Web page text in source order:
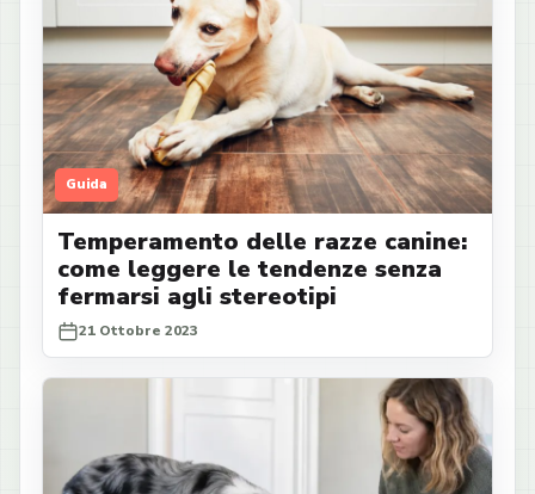
Guida
Temperamento delle razze canine:
come leggere le tendenze senza
fermarsi agli stereotipi
21 Ottobre 2023